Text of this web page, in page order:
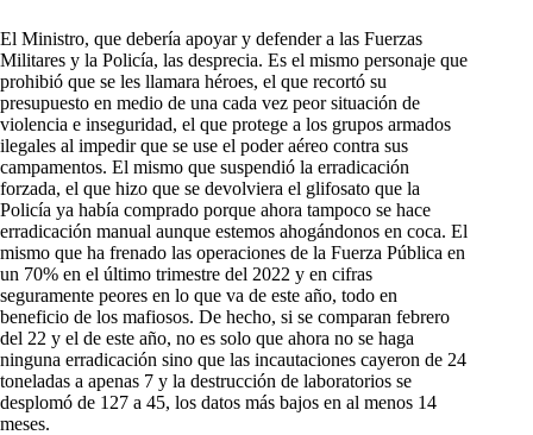
El Ministro, que debería apoyar y defender a las Fuerzas
Militares y la Policía, las desprecia. Es el mismo personaje que
prohibió que se les llamara héroes, el que recortó su
presupuesto en medio de una cada vez peor situación de
violencia e inseguridad, el que protege a los grupos armados
ilegales al impedir que se use el poder aéreo contra sus
campamentos. El mismo que suspendió la erradicación
forzada, el que hizo que se devolviera el glifosato que la
Policía ya había comprado porque ahora tampoco se hace
erradicación manual aunque estemos ahogándonos en coca. El
mismo que ha frenado las operaciones de la Fuerza Pública en
un 70% en el último trimestre del 2022 y en cifras
seguramente peores en lo que va de este año, todo en
beneficio de los mafiosos. De hecho, si se comparan febrero
del 22 y el de este año, no es solo que ahora no se haga
ninguna erradicación sino que las incautaciones cayeron de 24
toneladas a apenas 7 y la destrucción de laboratorios se
desplomó de 127 a 45, los datos más bajos en al menos 14
meses.